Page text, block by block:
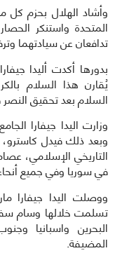
وأشاد الهلال بحزم
المتحدة واستنكر
تدافعان عن سيادتهما
بدورها أكدت أليدا
يُقارن هذا السلام
السلام بعد تحقيق
التاريخي الإسلامي،
في سوريا وفي جميع
ووصلت اليدا جيفارا
تسلمت خلالها وسام
البحرين واسبانيا
المضيفة.